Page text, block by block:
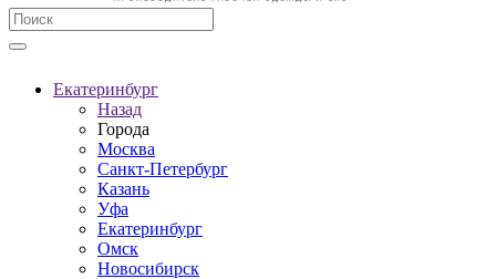
Екатеринбург
Назад
Города
Москва
Санкт-Петербург
Казань
Уфа
Екатеринбург
Омск
Новосибирск